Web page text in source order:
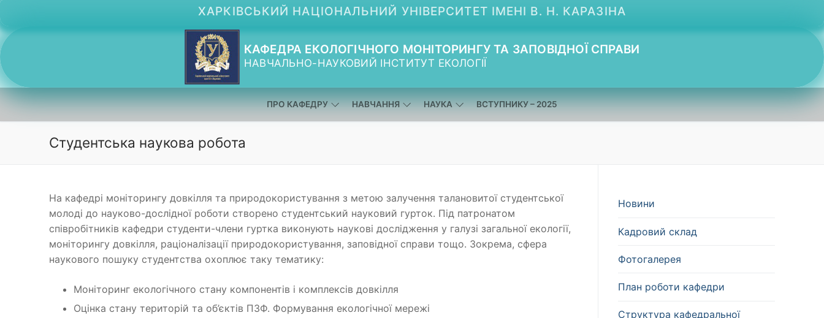
до
вмісту
ХАРКІВСЬКИЙ НАЦІОНАЛЬНИЙ УНІВЕРСИТЕТ ІМЕНІ В. Н. КАРАЗІНА
КАФЕДРА ЕКОЛОГІЧНОГО МОНІТОРИНГУ ТА ЗАПОВІДНОЇ СПРАВИ
НАВЧАЛЬНО-НАУКОВИЙ ІНСТИТУТ ЕКОЛОГІЇ
ПРО КАФЕДРУ НАВЧАННЯ НАУКА ВСТУПНИКУ – 2025
Студентська наукова робота
На кафедрі моніторингу довкілля та природокористування з метою залучення талановитої студентської
молоді до науково-дослідної роботи створено студентський науковий гурток. Під патронатом
співробітників кафедри студенти-члени гуртка виконують наукові дослідження у галузі загальної екології,
моніторингу довкілля, раціоналізації природокористування, заповідної справи тощо. Зокрема, сфера
наукового пошуку студентства охоплює таку тематику:
Моніторинг екологічного стану компонентів і комплексів довкілля
Оцінка стану територій та об’єктів ПЗФ. Формування екологічної мережі
Новини
Кадровий склад
Фотогалерея
План роботи кафедри
Структура кафедральної